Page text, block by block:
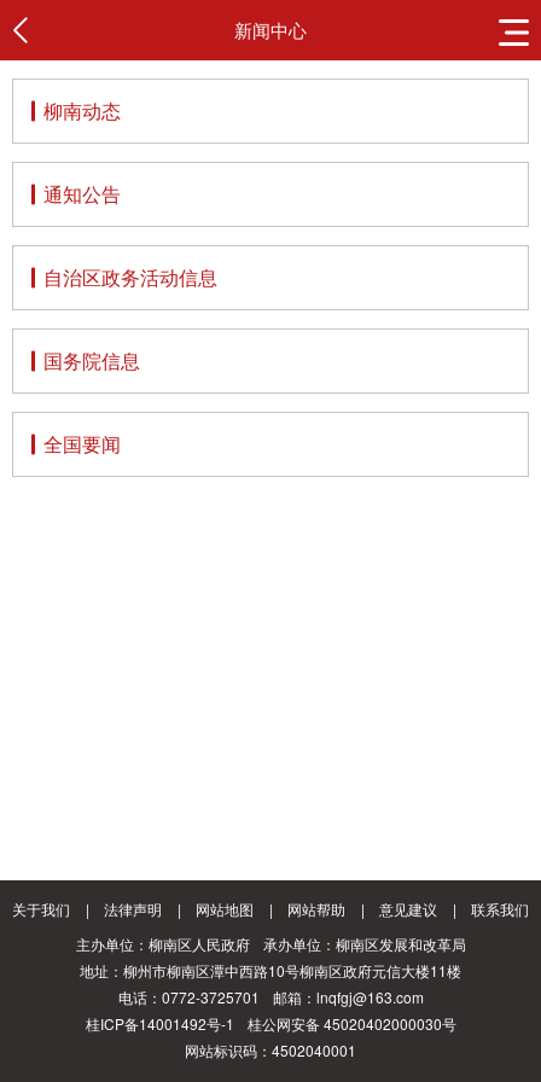
新闻中心
柳南动态
通知公告
自治区政务活动信息
国务院信息
全国要闻
关于我们 | 法律声明 | 网站地图 | 网站帮助 | 意见建议 |
联系我们
主办单位：柳南区人民政府
承办单位：柳南区发展和改革局
地址：柳州市柳南区潭中西路10号柳南区政府元信大楼11楼
电话：0772-3725701
邮箱：lnqfgj@163.com
桂ICP备14001492号-1
桂公网安备 45020402000030号
网站标识码：4502040001